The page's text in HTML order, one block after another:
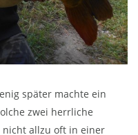
später machte ein
zwei herrliche
nicht allzu oft in einer